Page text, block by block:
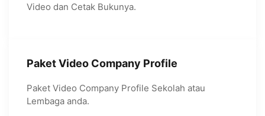
Video dan Cetak Bukunya.
Paket Video Company Profile
Paket Video Company Profile Sekolah atau
Lembaga anda.